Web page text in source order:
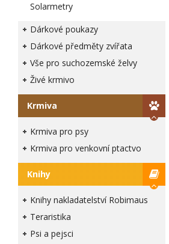
Solarmetry
Dárkové poukazy
Dárkové předměty zvířata
Vše pro suchozemské želvy
Živé krmivo
Krmiva
Krmiva pro psy
Krmiva pro venkovní ptactvo
Knihy
Knihy nakladatelství Robimaus
Teraristika
Psi a pejsci